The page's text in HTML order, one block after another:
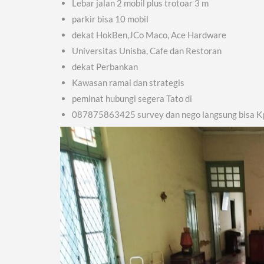
Lebar jalan 2 mobil plus trotoar 3 m
parkir bisa 10 mobil
dekat HokBen,JCo Maco, Ace Hardware
Universitas Unisba, Cafe dan Restoran
dekat Perbankan
Kawasan ramai dan strategis
peminat hubungi segera Tato di
087875863425 survey dan nego langsung bisa